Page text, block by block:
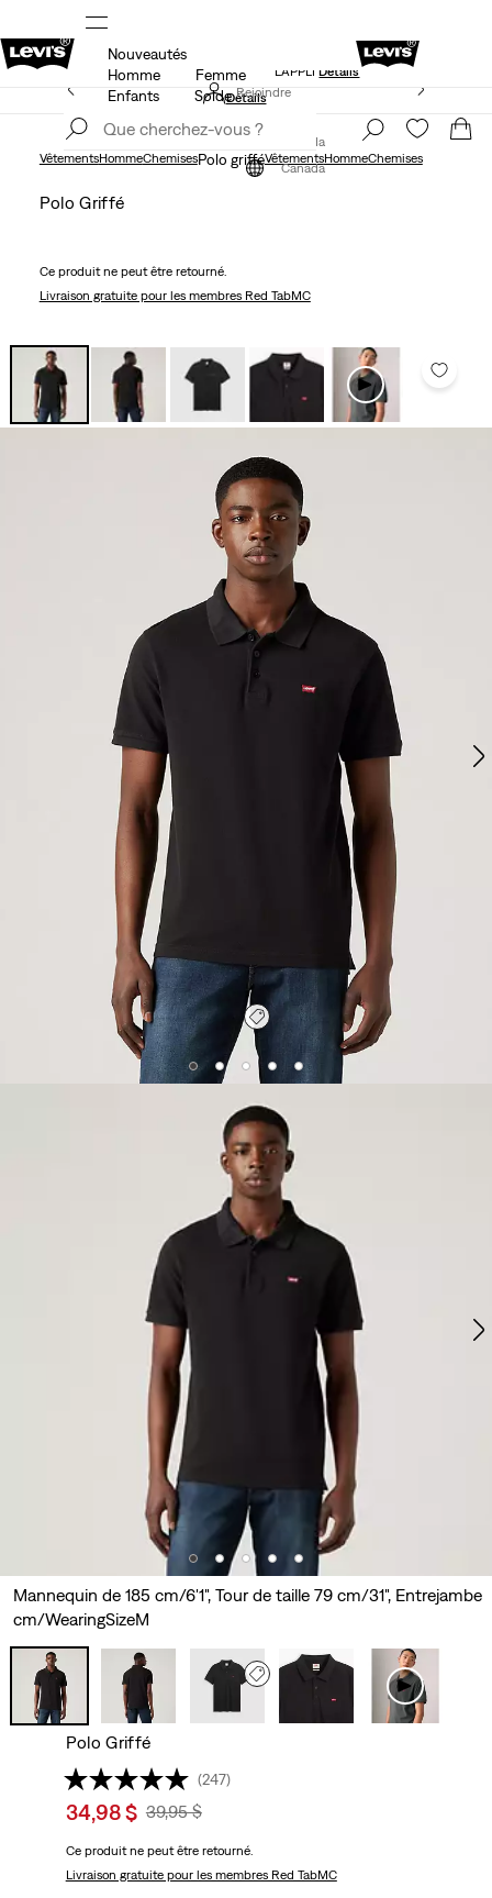
LE MEILLEUR DE LEVI'SMD – MAINTENANT DANS
L’APPLIDétails
Rejoindre
Canada
Nouveautés
Homme
Femme
Enfants
Solde
15 % DE RABAIS SUR VOTRE PREMIÈRE COMMANDE
Détails
maintenant
Canada
VêtementsHommeChemisesPolo grifféVêtementsHommeChemises
Polo Griffé
Ce produit ne peut être retourné.
Livraison gratuitepour les membres Red TabMC
Mannequin de 185 cm/6'1", Tour de taille 79 cm/31", Entrejambe
cm/WearingSizeM
Polo Griffé
(247)
Sale
is
34,98 $ Original
Was
39,95 $
Ce produit ne peut être retourné.
Livraison gratuitepour les membres Red TabMC